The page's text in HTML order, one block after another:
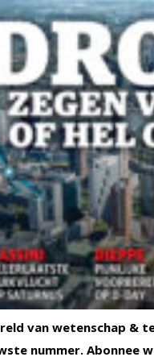
van wetenschap &
nummer. Abonnee